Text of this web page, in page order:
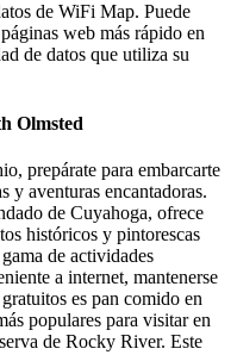
de WiFi Map. Puede
web más rápido en
de datos que utiliza su
Olmsted
prepárate para embarcarte
y aventuras encantadoras.
de Cuyahoga, ofrece
históricos y pintorescas
de actividades
a internet, mantenerse
es pan comido en
populares para visitar en
de Rocky River. Este